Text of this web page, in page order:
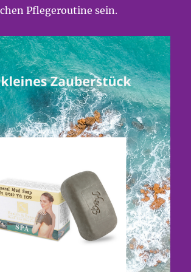
Pflegeroutine sein.